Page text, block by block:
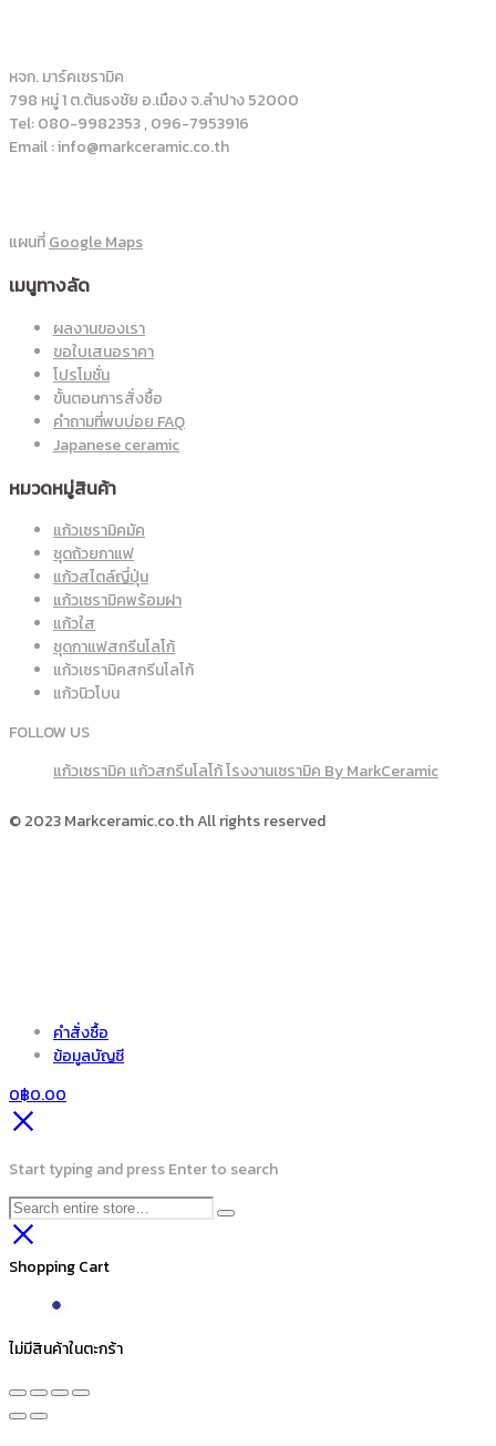
หจก. มาร์คเซรามิค
798 หมู่ 1 ต.ต้นธงชัย อ.เมือง จ.ลำปาง 52000
Tel: 080-9982353 , 096-7953916
Email : info@markceramic.co.th
แผนที่Google Maps
เมนูทางลัด
ผลงานของเรา
ขอใบเสนอราคา
โปรโมชั่น
ขั้นตอนการสั่งซื้อ
คำถามที่พบบ่อย FAQ
Japanese ceramic
หมวดหมู่สินค้า
แก้วเซรามิคมัค
ชุดถ้วยกาแฟ
แก้วสไตล์ญี่ปุ่น
แก้วเซรามิคพร้อมฝา
แก้วใส
ชุดกาแฟสกรีนโลโก้
แก้วเซรามิคสกรีนโลโก้
แก้วนิวโบน
FOLLOW US
แก้วเซรามิค แก้วสกรีนโลโก้ โรงงานเซรามิค By MarkCeramic
© 2023 Markceramic.co.th All rights reserved
คำสั่งซื้อ
ข้อมูลบัญชี
0฿0.00
Start typing and press Enter to search
Shopping Cart
ไม่มีสินค้าในตะกร้า